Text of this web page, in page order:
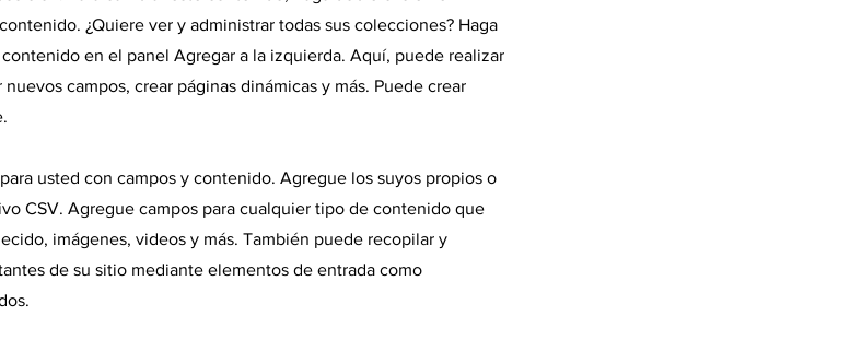
¿Quiere ver y administrar todas sus colecciones? Haga
en el panel Agregar a la izquierda. Aquí, puede realizar
campos, crear páginas dinámicas y más. Puede crear
usted con campos y contenido. Agregue los suyos propios o
CSV. Agregue campos para cualquier tipo de contenido que
imágenes, videos y más. También puede recopilar y
de su sitio mediante elementos de entrada como